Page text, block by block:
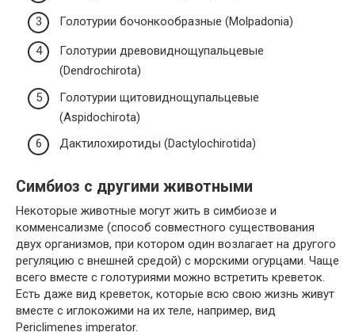
Голотурии бочонкообразные (Molpadonia)
Голотурии древовиднощупальцевые
(Dendrochirota)
Голотурии щитовиднощупальцевые
(Aspidochirota)
Дактилохиротиды (Dactylochirotida)
Симбиоз с другими животными
Некоторые животные могут жить в симбиозе и
комменсализме (способ совместного существования
двух организмов, при котором один возлагает на другого
регуляцию с внешней средой) с морскими огурцами. Чаще
всего вместе с голотуриями можно встретить креветок.
Есть даже вид креветок, которые всю свою жизнь живут
вместе с иглокожими на их теле, например, вид
Periclimenes imperator.